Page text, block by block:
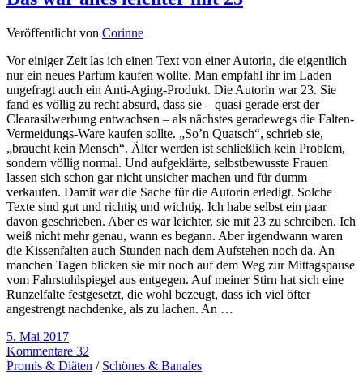
Veröffentlicht von Corinne
Vor einiger Zeit las ich einen Text von einer Autorin, die eigentlich
nur ein neues Parfum kaufen wollte. Man empfahl ihr im Laden
ungefragt auch ein Anti-Aging-Produkt. Die Autorin war 23. Sie
fand es völlig zu recht absurd, dass sie – quasi gerade erst der
Clearasilwerbung entwachsen – als nächstes geradewegs die Falten-
Vermeidungs-Ware kaufen sollte. „So’n Quatsch“, schrieb sie,
„braucht kein Mensch“. Älter werden ist schließlich kein Problem,
sondern völlig normal. Und aufgeklärte, selbstbewusste Frauen
lassen sich schon gar nicht unsicher machen und für dumm
verkaufen. Damit war die Sache für die Autorin erledigt. Solche
Texte sind gut und richtig und wichtig. Ich habe selbst ein paar
davon geschrieben. Aber es war leichter, sie mit 23 zu schreiben. Ich
weiß nicht mehr genau, wann es begann. Aber irgendwann waren
die Kissenfalten auch Stunden nach dem Aufstehen noch da. An
manchen Tagen blicken sie mir noch auf dem Weg zur Mittagspause
vom Fahrstuhlspiegel aus entgegen. Auf meiner Stirn hat sich eine
Runzelfalte festgesetzt, die wohl bezeugt, dass ich viel öfter
angestrengt nachdenke, als zu lachen. An …
5. Mai 2017
Kommentare 32
Promis & Diäten / Schönes & Banales